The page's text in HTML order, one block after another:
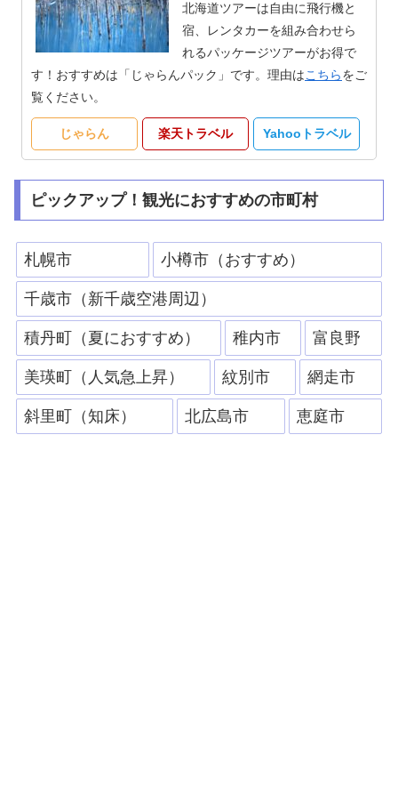
北海道ツアーは自由に飛行機と
宿、レンタカーを組み合わせら
れるパッケージツアーがお得で
す！おすすめは「じゃらんパック」です。理由はこちらをご
覧ください。
じゃらん 楽天トラベル Yahooトラベル
ピックアップ！観光におすすめの市町村
札幌市 小樽市（おすすめ）
千歳市（新千歳空港周辺）
積丹町（夏におすすめ） 稚内市 富良野
美瑛町（人気急上昇） 紋別市 網走市
斜里町（知床） 北広島市 恵庭市